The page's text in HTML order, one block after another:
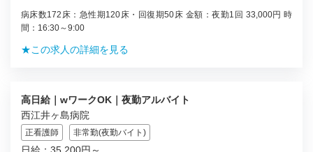
病床数172床：急性期120床・回復期50床 金額：夜勤1回 33,000円 時
間：16:30～9:00
★この求人の詳細を見る
高日給｜wワークOK｜夜勤アルバイト
西江井ヶ島病院
正看護師 非常勤(夜勤バイト)
日給：35,200円～